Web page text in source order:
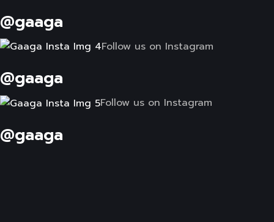
@gaaga
Follow us on Instagram
@gaaga
Follow us on Instagram
@gaaga